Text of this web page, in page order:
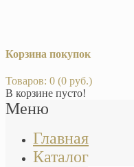
Корзина покупок
Товаров: 0 (0 руб.)
В корзине пусто!
Меню
Главная
Каталог